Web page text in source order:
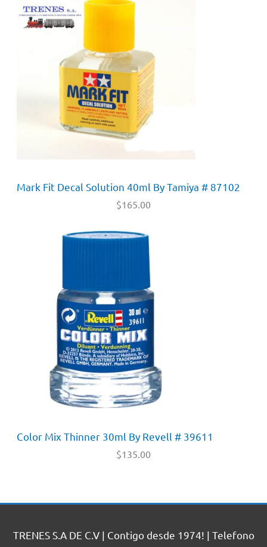
Mark Fit Decal Solution 40ml By Tamiya # 87102
$165.00
Color Mix Thinner 30ml By Revell # 39611
$135.00
TRENES S.A DE C.V | Contigo desde 1974! | Telefono